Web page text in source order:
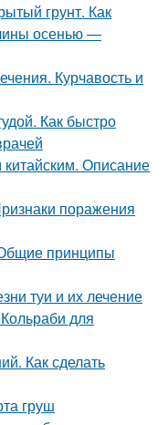
грунт. Как
осенью —
Курчавость и
Как быстро
Описание
поражения
принципы
туи и их лечение
для
Как сделать
груш